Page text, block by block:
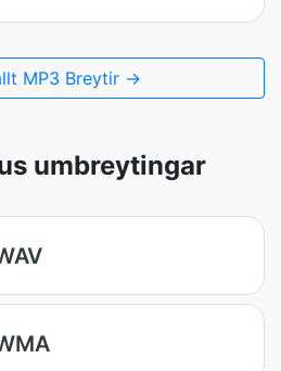
MP3 Breytir →
umbreytingar